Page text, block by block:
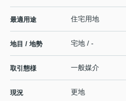
最適用途 住宅用地
地目 / 地勢 宅地 / -
取引態様 一般媒介
現況 更地